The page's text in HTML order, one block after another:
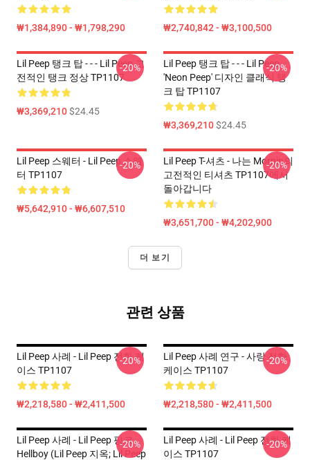
₩1,384,890 - ₩1,798,290 ₩2,740,842 - ₩3,100,500
Lil Peep 탱크 탑 - - - Lil Peep 고
전적인 탱크 정상 TP1107
₩3,369,210$24.45
-20%
Lil Peep 탱크 탑 - - - Lil Peep
'Neon Peep' 디자인 클래식 탱
크 탑 TP1107
₩3,369,210$24.45
-20%
Lil Peep 스웨터 - Lil Peep 스웨
터 TP1107
₩5,642,910 - ₩6,607,510
-20%
Lil Peep T-셔츠 - 나는 Mornin의
고전적인 티셔츠 TP1107에서
돌아갑니다
₩3,651,700 - ₩4,202,900
-20%
더 보기
관련 상품
Lil Peep 사례 - Lil Peep 전화 케
이스 TP1107
₩2,218,580 - ₩2,411,500
-20%
Lil Peep 사례 연구 - 사랑 전화
케이스 TP1107
₩2,218,580 - ₩2,411,500
-20%
Lil Peep 사례 - Lil Peep 핑크
Hellboy (Lil Peep 지옥; Lil Peep
-20%
Lil Peep 사례 - Lil Peep 전화 케
이스 TP1107
-20%